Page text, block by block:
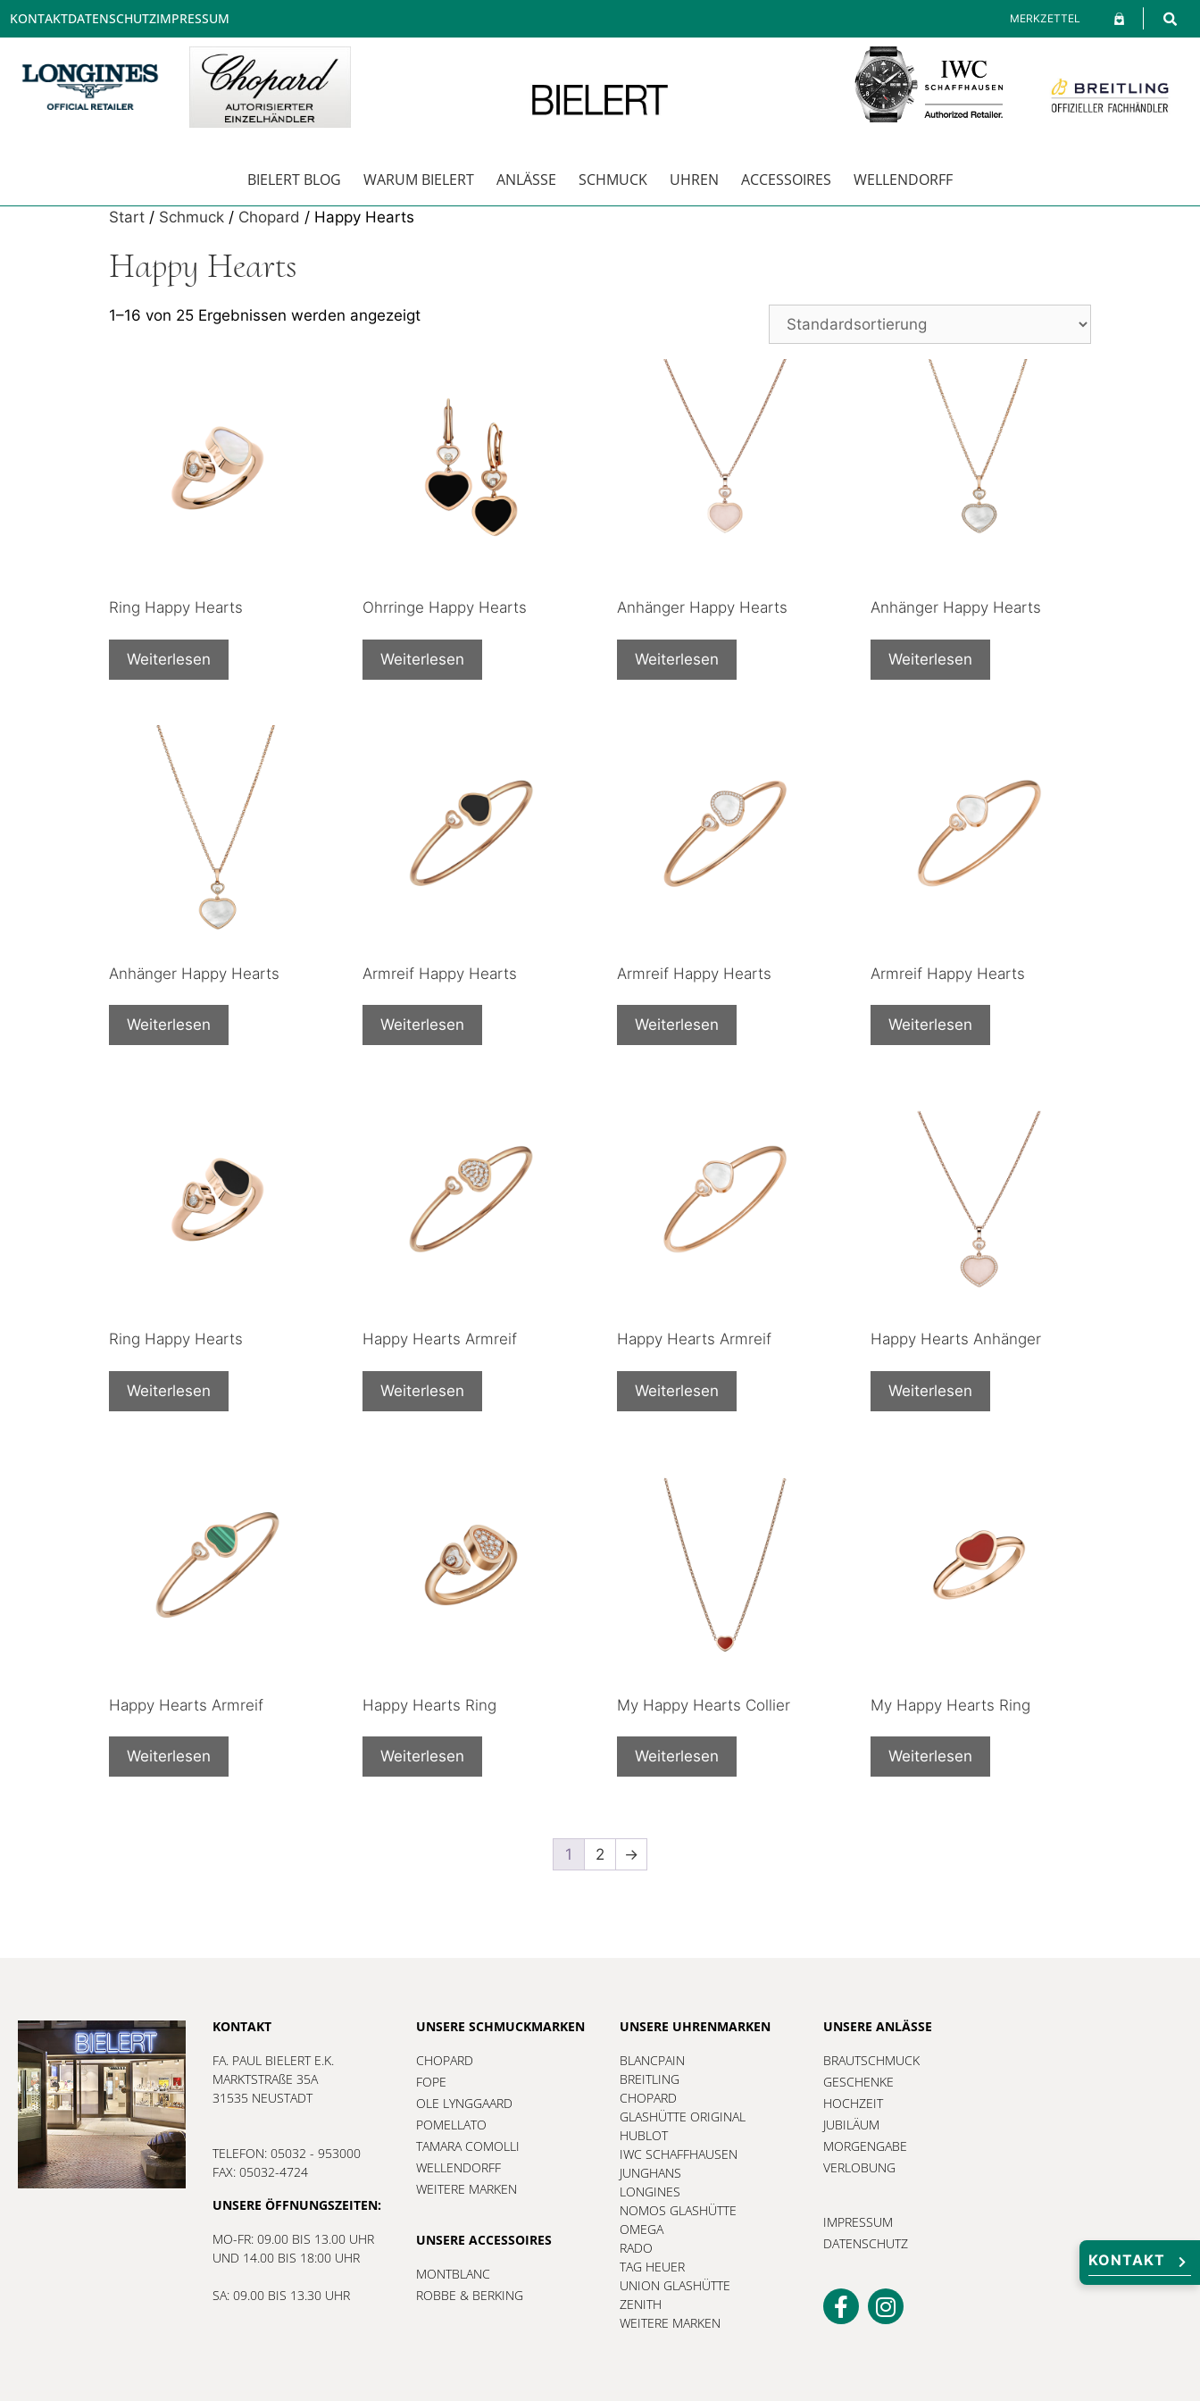
KONTAKTDATENSCHUTZIMPRESSUM MERKZETTEL
BIELERT BLOG WARUM BIELERT ANLÄSSE SCHMUCK UHREN ACCESSOIRES WELLENDORFF
Start / Schmuck / Chopard / Happy Hearts
Happy Hearts
1–16 von 25 Ergebnissen werden angezeigt
Ring Happy Hearts
Weiterlesen
Ohrringe Happy Hearts
Weiterlesen
Anhänger Happy Hearts
Weiterlesen
Anhänger Happy Hearts
Weiterlesen
Anhänger Happy Hearts
Weiterlesen
Armreif Happy Hearts
Weiterlesen
Armreif Happy Hearts
Weiterlesen
Armreif Happy Hearts
Weiterlesen
Ring Happy Hearts
Weiterlesen
Happy Hearts Armreif
Weiterlesen
Happy Hearts Armreif
Weiterlesen
Happy Hearts Anhänger
Weiterlesen
Happy Hearts Armreif
Weiterlesen
Happy Hearts Ring
Weiterlesen
My Happy Hearts Collier
Weiterlesen
My Happy Hearts Ring
Weiterlesen
1 2 →
KONTAKT
FA. PAUL BIELERT E.K.
MARKTSTRAßE 35A
31535 NEUSTADT
TELEFON: 05032 - 953000
FAX: 05032-4724
UNSERE ÖFFNUNGSZEITEN:
MO-FR: 09.00 BIS 13.00 UHR
UND 14.00 BIS 18:00 UHR
SA: 09.00 BIS 13.30 UHR
UNSERE SCHMUCKMARKEN
CHOPARD
FOPE
OLE LYNGGAARD
POMELLATO
TAMARA COMOLLI
WELLENDORFF
WEITERE MARKEN
UNSERE ACCESSOIRES
MONTBLANC
ROBBE & BERKING
UNSERE UHRENMARKEN
BLANCPAIN
BREITLING
CHOPARD
GLASHÜTTE ORIGINAL
HUBLOT
IWC SCHAFFHAUSEN
JUNGHANS
LONGINES
NOMOS GLASHÜTTE
OMEGA
RADO
TAG HEUER
UNION GLASHÜTTE
ZENITH
WEITERE MARKEN
UNSERE ANLÄSSE
BRAUTSCHMUCK
GESCHENKE
HOCHZEIT
JUBILÄUM
MORGENGABE
VERLOBUNG
IMPRESSUM
DATENSCHUTZ
KONTAKT